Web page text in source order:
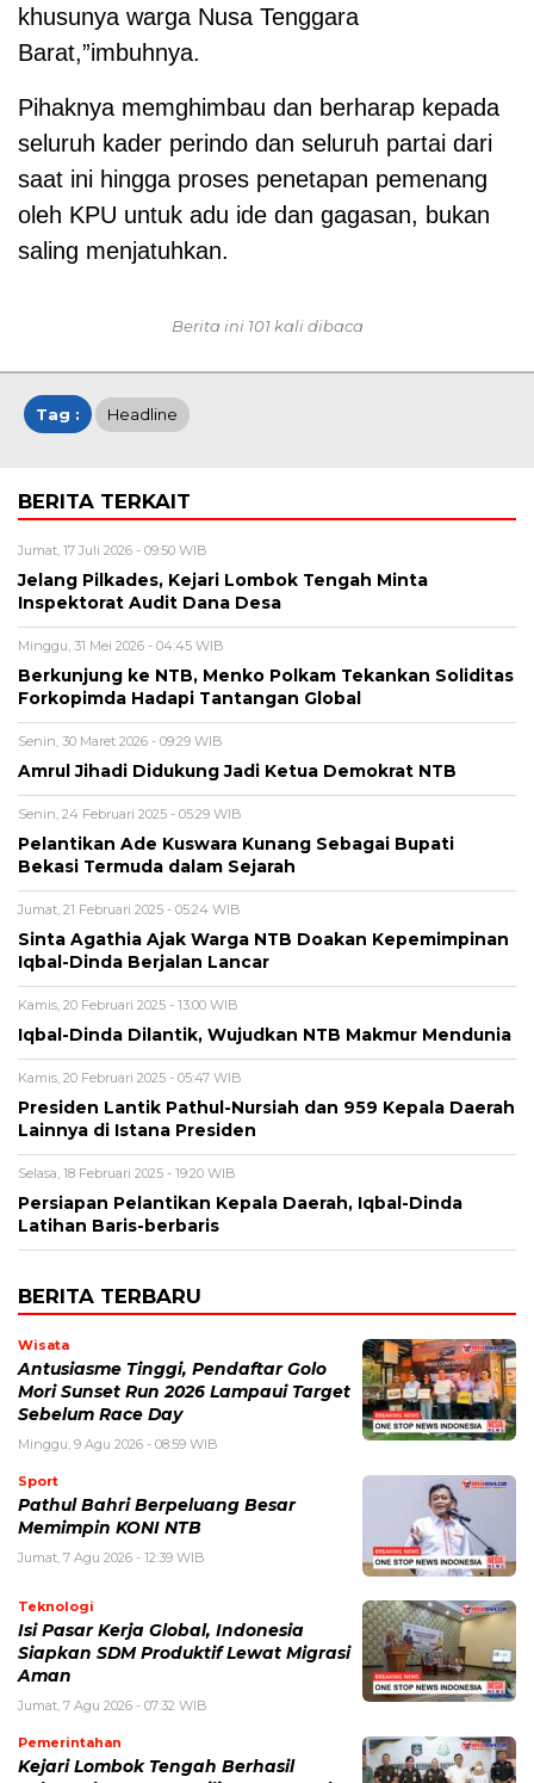
khusunya warga Nusa Tenggara
Barat,”imbuhnya.
Pihaknya memghimbau dan berharap kepada
seluruh kader perindo dan seluruh partai dari
saat ini hingga proses penetapan pemenang
oleh KPU untuk adu ide dan gagasan, bukan
saling menjatuhkan.
Berita ini 101 kali dibaca
Tag : Headline
BERITA TERKAIT
Jumat, 17 Juli 2026 - 09:50 WIB
Jelang Pilkades, Kejari Lombok Tengah Minta
Inspektorat Audit Dana Desa
Minggu, 31 Mei 2026 - 04:45 WIB
Berkunjung ke NTB, Menko Polkam Tekankan Soliditas
Forkopimda Hadapi Tantangan Global
Senin, 30 Maret 2026 - 09:29 WIB
Amrul Jihadi Didukung Jadi Ketua Demokrat NTB
Senin, 24 Februari 2025 - 05:29 WIB
Pelantikan Ade Kuswara Kunang Sebagai Bupati
Bekasi Termuda dalam Sejarah
Jumat, 21 Februari 2025 - 05:24 WIB
Sinta Agathia Ajak Warga NTB Doakan Kepemimpinan
Iqbal-Dinda Berjalan Lancar
Kamis, 20 Februari 2025 - 13:00 WIB
Iqbal-Dinda Dilantik, Wujudkan NTB Makmur Mendunia
Kamis, 20 Februari 2025 - 05:47 WIB
Presiden Lantik Pathul-Nursiah dan 959 Kepala Daerah
Lainnya di Istana Presiden
Selasa, 18 Februari 2025 - 19:20 WIB
Persiapan Pelantikan Kepala Daerah, Iqbal-Dinda
Latihan Baris-berbaris
BERITA TERBARU
Wisata
Antusiasme Tinggi, Pendaftar Golo
Mori Sunset Run 2026 Lampaui Target
Sebelum Race Day
Minggu, 9 Agu 2026 - 08:59 WIB
Sport
Pathul Bahri Berpeluang Besar
Memimpin KONI NTB
Jumat, 7 Agu 2026 - 12:39 WIB
Teknologi
​Isi Pasar Kerja Global, Indonesia
Siapkan SDM Produktif Lewat Migrasi
Aman
Jumat, 7 Agu 2026 - 07:32 WIB
Pemerintahan
Kejari Lombok Tengah Berhasil